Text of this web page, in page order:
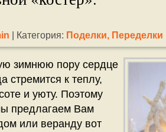
| Категория: Поделки, Переделки
зимнюю пору сердце
стремится к теплу,
и уюту. Поэтому
предлагаем Вам
или веранду вот